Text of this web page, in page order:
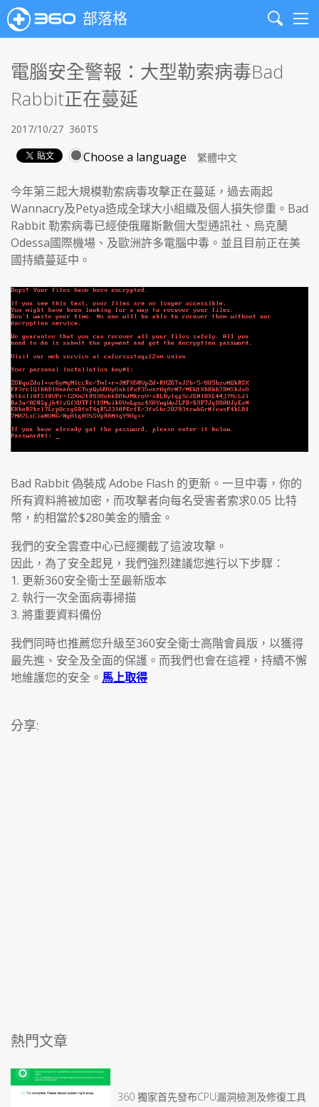
部落格
Search
電腦安全警報：大型勒索病毒Bad
Rabbit正在蔓延
2017/10/27 360TS
Choose a language
今年第三起大規模勒索病毒攻擊正在蔓延，過去兩起
Wannacry及Petya造成全球大小組織及個人損失慘重。Bad
Rabbit 勒索病毒已經使俄羅斯數個大型通訊社、烏克蘭
Odessa國際機場、及歐洲許多電腦中毒。並且目前正在美
國持續蔓延中。
Bad Rabbit 偽裝成 Adobe Flash 的更新。一旦中毒，你的
所有資料將被加密，而攻擊者向每名受害者索求0.05 比特
幣，約相當於$280美金的贖金。
我們的安全雲查中心已經攔截了這波攻擊。
因此，為了安全起見，我們強烈建議您進行以下步驟：
1. 更新360安全衛士至最新版本
2. 執行一次全面病毒掃描
3. 將重要資料備份
我們同時也推薦您升級至360安全衛士高階會員版，以獲得
最先進、安全及全面的保護。而我們也會在這裡，持續不懈
地維護您的安全。 馬上取得
分享:
熱門文章
360 獨家首先發布CPU漏洞檢測及修復工具